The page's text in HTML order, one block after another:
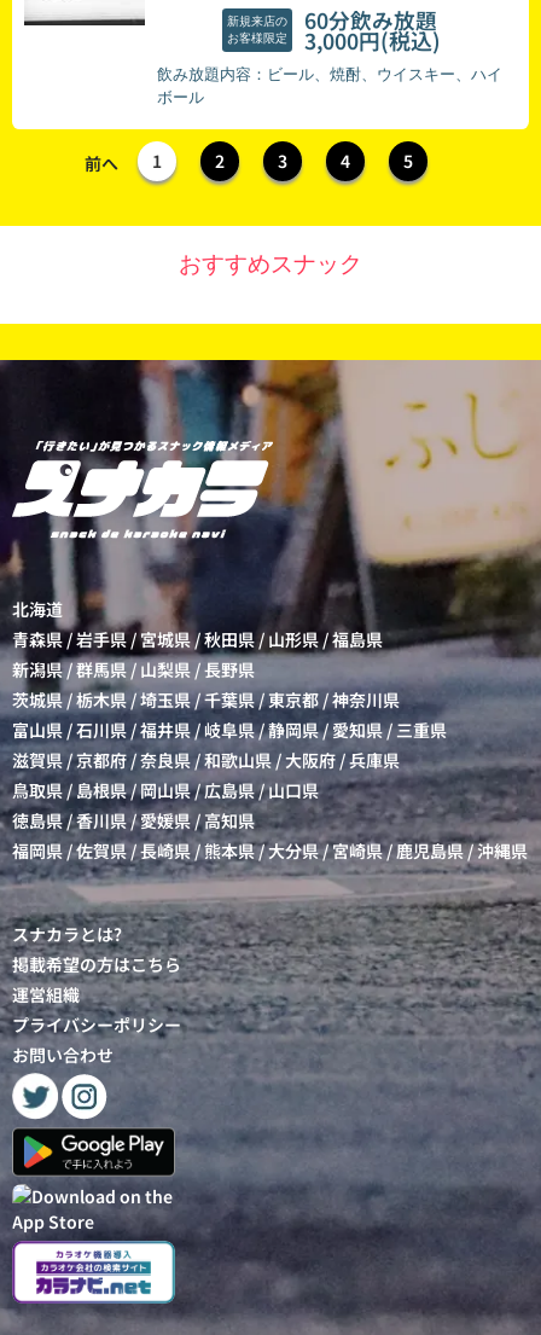
新規来店の
お客様限定
60分飲み放題
3,000円(税込)
飲み放題内容：ビール、焼酎、ウイスキー、ハイ
ボール
前へ 1 2 3 4 5
おすすめスナック
北海道
青森県/岩手県/宮城県/秋田県 / 山形県/福島県
新潟県/群馬県 / 山梨県 /長野県
茨城県 /栃木県/埼玉県/千葉県/東京都 /神奈川県
富山県 /石川県 /福井県/岐阜県/静岡県/愛知県/三重県
滋賀県/京都府/奈良県 /和歌山県/大阪府 /兵庫県
鳥取県 / 島根県/岡山県/広島県/山口県
徳島県/香川県/愛媛県 /高知県
福岡県 /佐賀県 /長崎県/熊本県/大分県/宮崎県/鹿児島県/沖縄県
スナカラとは?
掲載希望の方はこちら
運営組織
プライバシーポリシー
お問い合わせ